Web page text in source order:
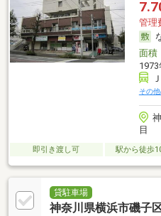
管理
面積
その
目
即引き渡し可 駅から徒歩
貸駐車場
神奈川県横浜市磯子